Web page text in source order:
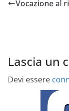
Vocazione al
Lascia un
Devi essere